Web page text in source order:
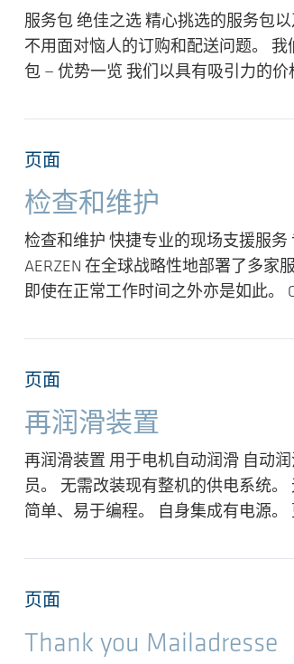
服务包 绝佳之选 精心挑选的服务包
不用面对恼人的订购和配送问题。 我
包 — 优势一览 我们以具有吸引力的
页面
检查和维护
检查和维护 快捷专业的现场支援服务
AERZEN 在全球战略性地部署了多
即使在正常工作时间之外亦是如此。
页面
再润滑装置
再润滑装置 用于电机自动润滑 自动
员。 无需改装现有整机的供电系统
简单、易于编程。 自身集成有电源
页面
Thank you Mailadresse